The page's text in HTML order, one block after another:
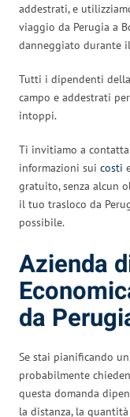
addestrati, e
viaggio da Perugia a
danneggiato durante
Tutti i dipendenti
campo e addestrati
intoppi.
Ti invitiamo a
informazioni sui costi
gratuito, senza alcun
il tuo trasloco da
possibile.
Azienda
da
Se stai pianificando
probabilmente
questa domanda
la distanza, la